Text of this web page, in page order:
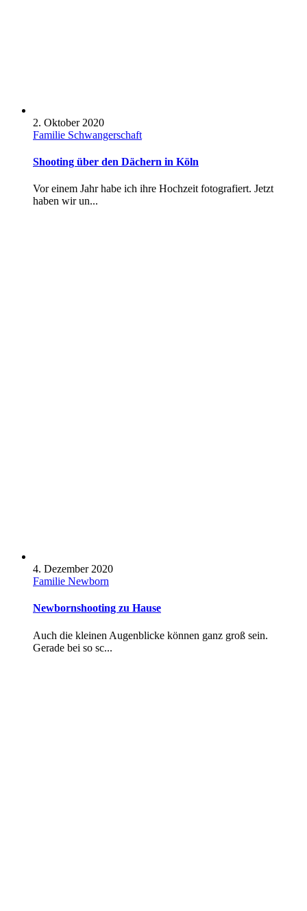
2. Oktober 2020
Familie Schwangerschaft
Shooting über den Dächern in Köln
Vor einem Jahr habe ich ihre Hochzeit fotografiert. Jetzt
haben wir un...
4. Dezember 2020
Familie Newborn
Newbornshooting zu Hause
Auch die kleinen Augenblicke können ganz groß sein.
Gerade bei so sc...